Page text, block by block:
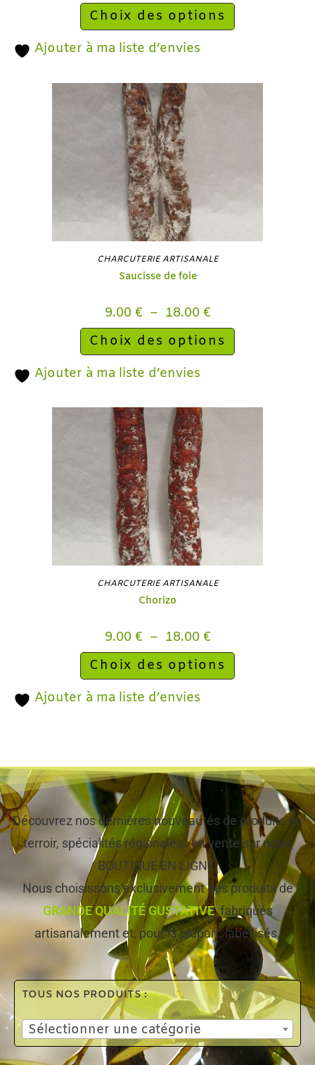
Choix des options
Ajouter à ma liste d’envies
CHARCUTERIE ARTISANALE
Saucisse de foie
9.00 € – 18.00 €
Choix des options
Ajouter à ma liste d’envies
CHARCUTERIE ARTISANALE
Chorizo
9.00 € – 18.00 €
Choix des options
Ajouter à ma liste d’envies
Découvrez nos dernières nouveautés de produits du
terroir, spécialités régionales…en vente sur notre
BOUTIQUE EN LIGNE!
Nous choisissons exclusivement des produits de
GRANDE QUALITÉ GUSTATIVE, fabriqués
artisanalement et, pour la plupart, labellisés.
TOUS NOS PRODUITS :
Sélectionner une catégorie